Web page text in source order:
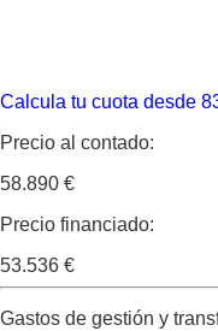
Calcula tu cuota desde
Precio al contado:
58.890 €
Precio financiado:
53.536 €
Gastos de gestión y